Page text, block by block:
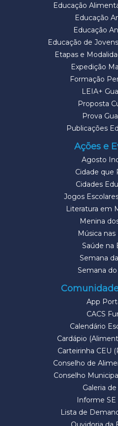
Educação
Educação
Educação
Educação de
Etapas e
Expedição
Formação
LEIA+
Proposta
Prova
Publicações
Ações e
Agosto
Cidade que
Cidades
Jogos
Literatura em
Menina
Música nas
Saúde na
Semana
Semana
App
CACS
Calendário
Cardápio
Carteirinha CEU
Conselho de
Conselho
Galeria
Informe
Lista de